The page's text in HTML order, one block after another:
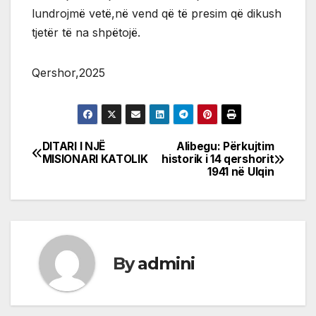
lundrojmë vetë,në vend që të presim që dikush
tjetër të na shpëtojë.
Qershor,2025
Post
Alibegu: Përkujtim
historik i 14 qershorit
1941 në Ulqin
DITARI I NJË
MISIONARI KATOLIK
Byadmini